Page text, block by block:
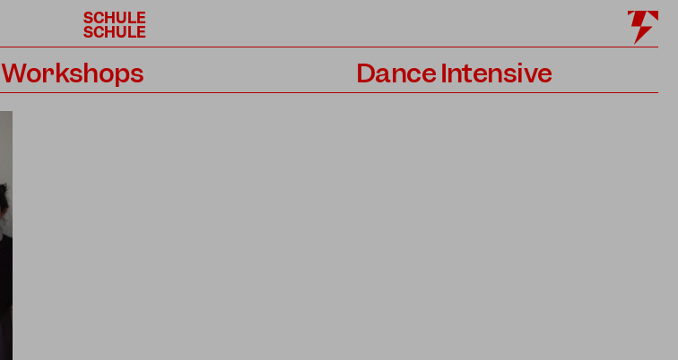
SCHULE
SCHULE
Workshops Dance Intensive